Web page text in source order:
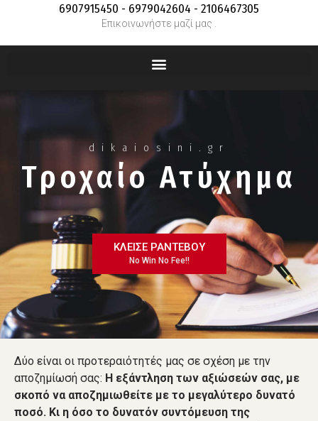
6907915450 - 6979042604 - 2106467305
Επικοινωνήστε μαζί μας .
dikaiosini.gr
Τροχαίο Ατύχημα
ΚΛΕΙΣΕ ΡΑΝΤΕΒΟΥ
No Win No Fee!!
Δύο είναι οι προτεραιότητές μας σε σχέση με την
αποζημίωσή σας: Η εξάντληση των αξιώσεών σας, με
σκοπό να αποζημιωθείτε με το μεγαλύτερο δυνατό
ποσό. Κι η όσο το δυνατόν συντόμευση της